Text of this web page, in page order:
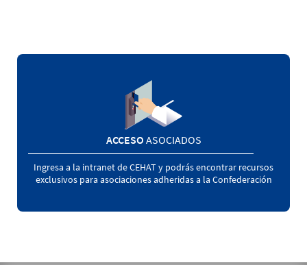
ACCESO ASOCIADOS
Ingresa a la intranet de CEHAT y podrás encontrar recursos
exclusivos para asociaciones adheridas a la Confederación